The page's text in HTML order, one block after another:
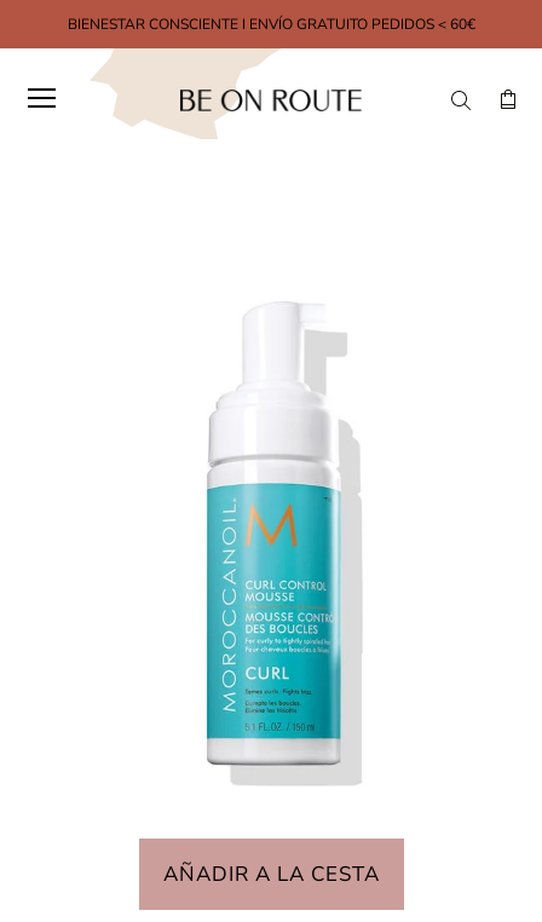
BIENESTAR CONSCIENTE I ENVÍO GRATUITO PEDIDOS < 60€
AÑADIR A LA CESTA